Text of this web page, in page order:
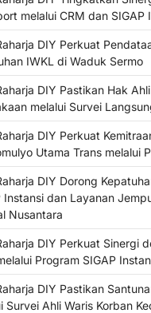
melalui CRM dan SIGAP
DIY Perkuat
IWKL di Waduk Sermo
DIY Pastikan Hak
melalui Survei
DIY Perkuat
Utama Trans melalui
DIY Dorong
Instansi dan Layanan
Nusantara
DIY Perkuat Sinergi
Program SIGAP
DIY Pastikan
Survei Ahli Waris Korban